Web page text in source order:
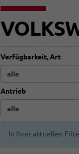
Verfügbarkeit, Art
Antrieb
In Ihrer aktuellen